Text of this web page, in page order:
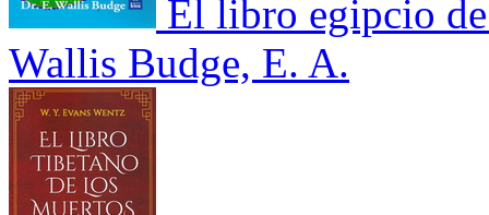
El libro egipcio
Wallis Budge, E. A.